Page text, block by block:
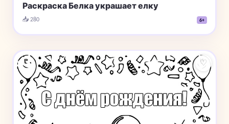
Раскраска Белка украшает елку
📥 280 6+
♡